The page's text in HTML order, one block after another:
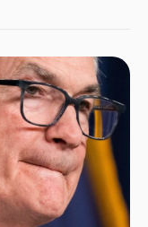
고 작용하기 때문에
하기 시작하면 금리가
데일리 샌프란시스코
위원들의 생각과
이션을 잡겠다는 이른바
입장에서 크게 물러선
자체가 크게 감소하면
이션 압력을 줄일 수 있을
축 정책에 핵심적인
부족한 노동력 350만 중